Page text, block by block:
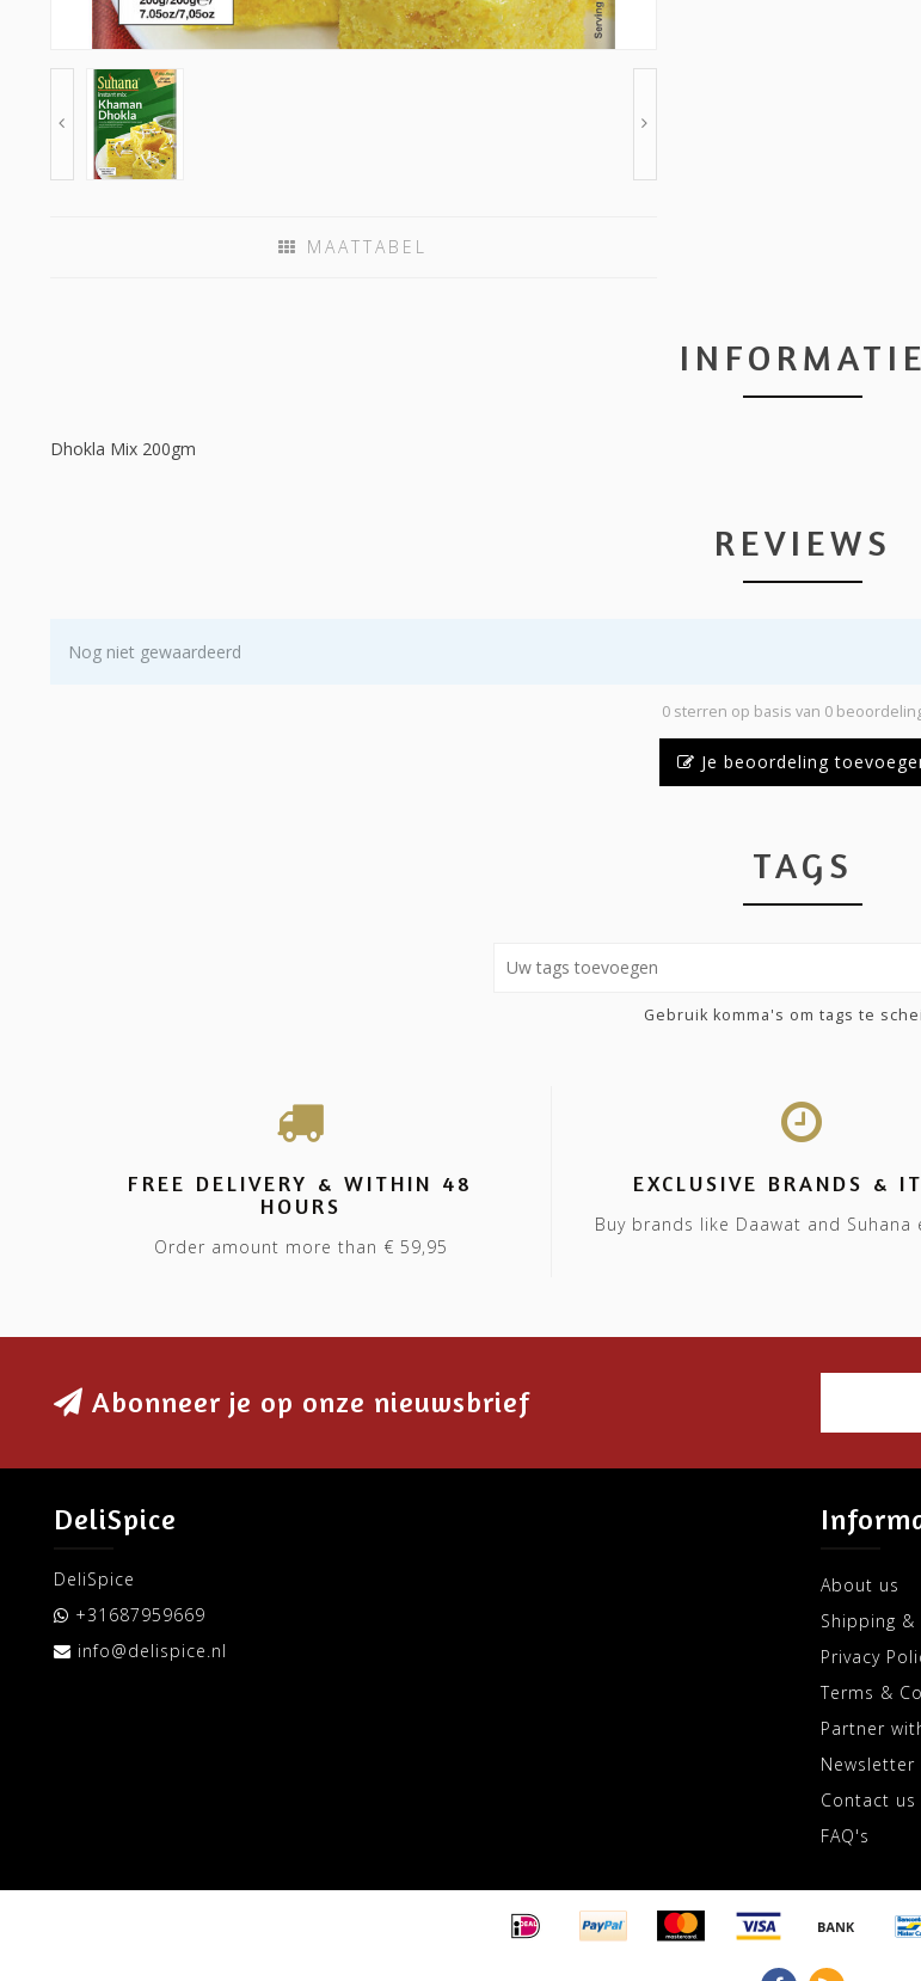
MAATTABEL
INFORMATIE
Dhokla Mix 200gm
REVIEWS
Nog niet gewaardeerd
0 sterren op basis van 0
Je beoordeling
TAGS
Gebruik komma's om tags te
FREE DELIVERY & WITHIN 48
HOURS
Order amount more than € 59,95
EXCLUSIVE BRANDS &
Buy brands like Daawat and Suhana
Abonneer je op onze nieuwsbrief
DeliSpice
DeliSpice
+31687959669
info@delispice.nl
About us
Shipping &
Privacy
Terms &
Partner
Contact us
FAQ's